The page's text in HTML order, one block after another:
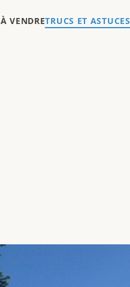
À VENDRETRUCS ET ASTUCES